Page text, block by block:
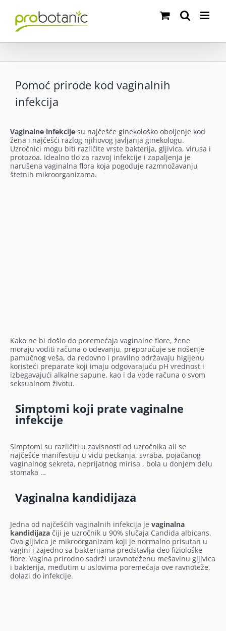
content
Pomoć prirode kod vaginalnih
infekcija
Vaginalne infekcije su najčešće ginekološko oboljenje kod
žena i najčešći razlog njihovog javljanja ginekologu.
Uzročnici mogu biti različite vrste bakterija, gljivica, virusa i
protozoa. Idealno tlo za razvoj infekcije i zapaljenja je
narušena vaginalna flora koja pogoduje razmnožavanju
štetnih mikroorganizama.
Kako ne bi došlo do poremećaja vaginalne flore, žene
moraju voditi računa o odevanju, preporučuje se nošenje
pamučnog veša, da redovno i pravilno održavaju higijenu
koristeći preparate koji imaju odgovarajuću pH vrednost i
izbegavajući alkalne sapune, kao i da vode računa o svom
seksualnom životu.
Simptomi koji prate vaginalne
infekcije
Simptomi su različiti u zavisnosti od uzročnika ali se
najčešće manifestiju u vidu peckanja, svraba, pojačanog
vaginalnog sekreta, neprijatnog mirisa , bola u donjem delu
stomaka …
Vaginalna kandidijaza
Jedna od najčešćih vaginalnih infekcija je vaginalna
kandidijaza čiji je uzročnik u 90% slučaja Candida albicans.
Ova gljivica je mikroorganizam koji je normalno prisutan u
vagini i zajedno sa bakterijama predstavlja deo fiziološke
flore. Vagina prirodno sadrži uravnoteženu mešavinu gljivica
i bakterija, međutim u uslovima poremećaja ove ravnoteže,
dolazi do infekcije.